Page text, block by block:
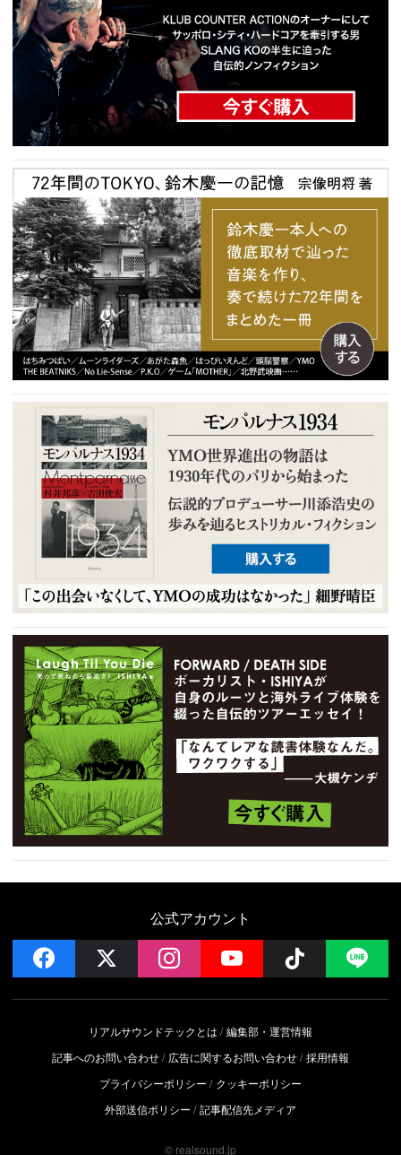
公式アカウント
facebook instagramYouTube Follow
リアルサウンドテックとは
編集部・運営情報
記事へのお問い合わせ
広告に関するお問い合わせ 採用情報
プライバシーポリシー
クッキーポリシー
外部送信ポリシー
記事配信先メディア
© realsound.jp